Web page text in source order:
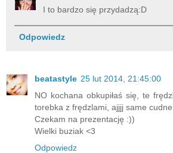
I to bardzo się przydadzą:D
Odpowiedz
beatastyle 25 lut 2014, 21:45:00
NO kochana obkupiłaś się, te
torebka z frędzlami, ajjjj same
Czekam na prezentację :))
Wielki buziak <3
Odpowiedz